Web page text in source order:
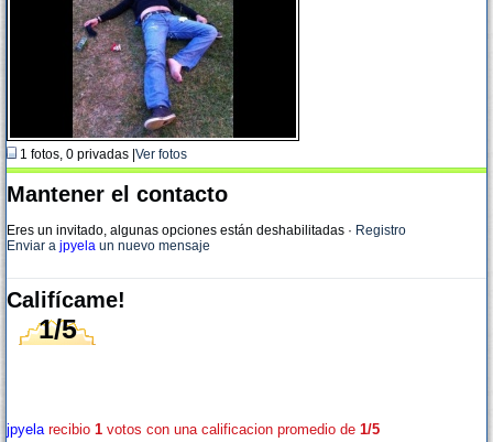
1 fotos, 0 privadas | Ver fotos
Mantener el contacto
Eres un invitado, algunas opciones están deshabilitadas · Registro
Enviar a jpyela un nuevo mensaje
Califícame!
1/5
jpyelarecibio 1 votos con una calificacion promedio de 1/5